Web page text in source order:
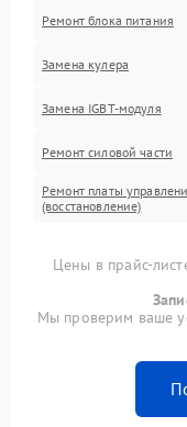
Ремонт блока питания
Замена кулера
Замена IGBT-модуля
Ремонт силовой части
Ремонт платы
(восстановление)
Цены в прайс-
Мы проверим ваше